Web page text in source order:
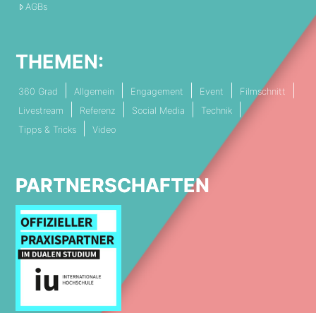
AGBs
THEMEN:
360 Grad Allgemein Engagement Event
Filmschnitt
Livestream
Referenz Social Media
Technik
Tipps & Tricks
Video
PARTNERSCHAFTEN